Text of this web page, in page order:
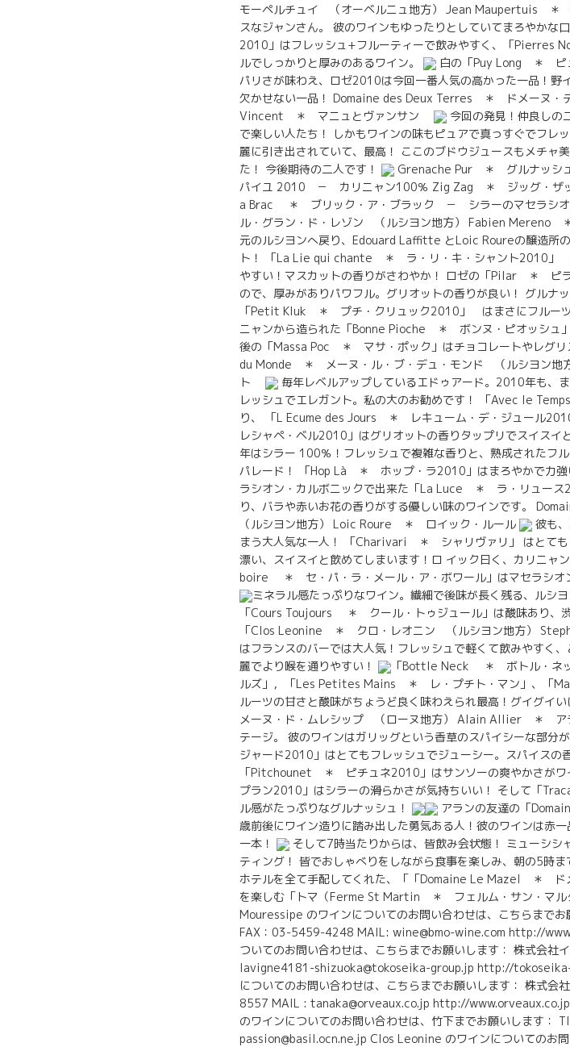
モーペルチュイ （オーベルニュ地方） Jean Maupertuis ＊
スなジャンさん。 彼のワインもゆったりとしていてまろやか
2010」はフレッシュ+フルーティーで飲みやすく、「
ルでしっかりと厚みのあるワイン。
白の「Puy Long ＊ ピ
パリさが味わえ、ロゼ2010は今回一番人気の高かった一品！野
欠かせない一品！ Domaine des Deux Terres ＊ ドメーヌ・
Vincent ＊ マニュとヴァンサン
今回の発見！仲良しの
で楽しい人たち！ しかもワインの味もピュアで真っすぐでフレ
麗に引き出されていて、最高！ ここのブドウジュースもメチャ
た！ 今後期待の二人です！
Grenache Pur ＊ グルナッ
パイユ 2010 － カリニャン100％ Zig Zag ＊ ジッグ・ザ
a Brac ＊ ブリック・ア・ブラック － シラーのマセラシ
ル・グラン・ド・レゾン （ルシヨン地方） Fabien Mereno
元のルシヨンへ戻り、Edouard Laffitte とLoic Roureの醸造所
ト！ 「La Lie qui chante ＊ ラ・リ・キ・シャント2010」
やすい！マスカットの香りがさわやか！ ロゼの「Pilar ＊ ピ
ので、厚みがありパワフル。グリオットの香りが良い！ グルナ
「Petit Kluk ＊ プチ・クリュック2010」 はまさにフルーツ
ニャンから造られた「Bonne Pioche ＊ ボンヌ・ピオッシュ
後の「Massa Poc ＊ マサ・ポック」はチョコレートやレグ
du Monde ＊ メーヌ・ル・ブ・デュ・モンド （ルシヨン
ト
毎年レベルアップしているエドゥアード。2010年も、
レッシュでエレガント。私の大のお勧めです！ 「Avec le
り、 「L Ecume des Jours ＊ レキューム・デ・ジュール
レシャペ・ベル2010」はグリオットの香りタップリでスイス
年はシラー 100％！フレッシュで複雑な香りと、熟成されたフ
パレード！ 「Hop Là ＊ ホップ・ラ2010」はまろやかで力強
ラシオン・カルボニックで出来た「La Luce ＊ ラ・リュース
り、バラや赤いお花の香りがする優しい味のワインです。
（ルシヨン地方） Loic Roure ＊ ロイック・ルール
彼も
まう大人気な一人！ 「Charivari ＊ シャリヴァリ」 はとても
漂い、スイスイと飲めてしまいます！ロ イック曰く、カリニャ
boire ＊ セ・パ・ラ・メール・ア・ボワール」はマセラシオ
ミネラル感たっぷりなワイン。繊細で後味が長く残る、ルシ
「Cours Toujours ＊ クール・トゥジュール」は酸味あり、
「Clos Leonine ＊ クロ・レオニン （ルシヨン地方）
はフランスのバーでは大人気！フレッシュで軽くて飲みやすく
麗でより喉を通りやすい！
「Bottle Neck ＊ ボトル・ネ
ルズ」，「Les Petites Mains ＊ レ・プチト・マン」、「
ルーツの甘さと酸味がちょうど良く味わえられ最高！グイグ
メーヌ・ド・ムレシップ （ローヌ地方） Alain Allier ＊ ア
テージ。 彼のワインはガリッグという香草のスパイシーな部
ジャード2010」はとてもフレッシュでジューシー。スパイスの
「Pitchounet ＊ ピチュネ2010」はサンソーの爽やかさが
プラン2010」はシラーの滑らかさが気持ちいい！ そして「
ル感がたっぷりなグルナッシュ！
アランの友達の「
歳前後にワイン造りに踏み出した勇気ある人！彼のワインは赤
一本！
そして7時当たりからは、皆飲み会状態！ ミューシ
ティング！ 皆でおしゃべりをしながら食事を楽しみ、朝の5時
ホテルを全て手配してくれた、「「Domaine Le Mazel ＊ ド
を楽しむ「トマ（Ferme St Martin ＊ フェルム・サン・マル
Mouressipe のワインについてのお問い合わせは、こちらま
FAX：03-5459-4248 MAIL: wine@bmo-wine.com http://
ついてのお問い合わせは、こちらまでお願いします： 株式会
lavigne4181-shizuoka@tokoseika-group.jp http://
についてのお問い合わせは、こちらまでお願いします： 株式
8557 MAIL : tanaka@orveaux.co.jp http://www.orveaux.co.jp
のワインについてのお問い合わせは、竹下までお願いします
passion@basil.ocn.ne.jp Clos Leonine のワインについてのお